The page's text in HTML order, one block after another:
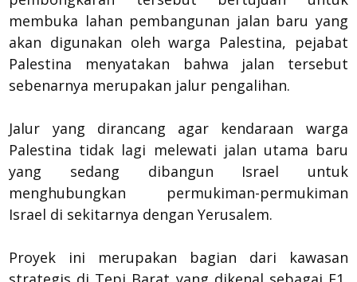
membuka lahan pembangunan jalan baru yang
akan digunakan oleh warga Palestina, pejabat
Palestina menyatakan bahwa jalan tersebut
sebenarnya merupakan jalur pengalihan.
Jalur yang dirancang agar kendaraan warga
Palestina tidak lagi melewati jalan utama baru
yang sedang dibangun Israel untuk
menghubungkan permukiman-permukiman
Israel di sekitarnya dengan Yerusalem.
Proyek ini merupakan bagian dari kawasan